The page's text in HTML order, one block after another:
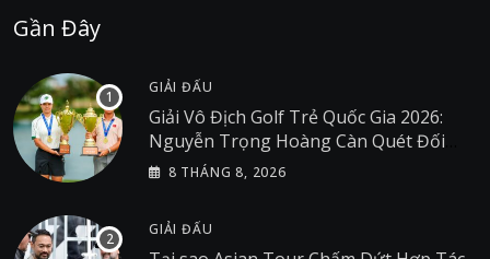
Gần Đây
GIẢI ĐẤU
Giải Vô Địch Golf Trẻ Quốc Gia 2026:
Nguyễn Trọng Hoàng Càn Quét Đối
Thủ Tại Giải Golf Việt Nam
8 THÁNG 8, 2026
GIẢI ĐẤU